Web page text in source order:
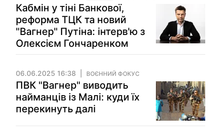
Кабмін у тіні Банкової,
реформа ТЦК та новий
"Вагнер" Путіна: інтерв'ю з
Олексієм Гончаренком
06.06.2025 16:38 ВОЄННИЙ ФОКУС
ПВК "Вагнер" виводить
найманців із Малі: куди їх
перекинуть далі